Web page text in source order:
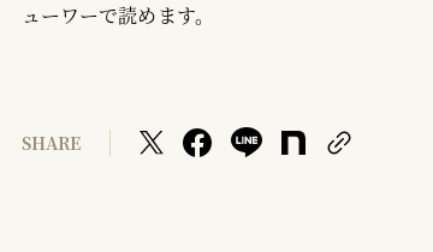
ューワーで読めます。
SHARE